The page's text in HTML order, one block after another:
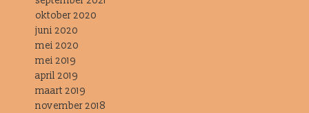
oktober 2020
juni 2020
mei 2020
mei 2019
april 2019
maart 2019
november 2018